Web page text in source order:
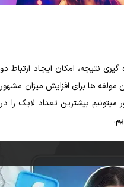
نتیجه، امکان ایجاد ارتباط دو
ها برای افزایش میزان مشهور
شدن در فیسبوک اینه که بتونید لایک های بسیاری را کسب کنید. اصولا جذابیت لایک تقریبا از همین فیسبوک ناشی شده. اما چطور می‎تونیم بیشترین تعداد لایک را در